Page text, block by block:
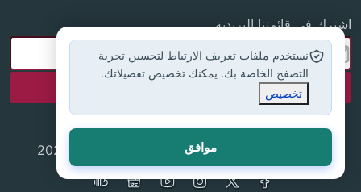
اشترك في قائمتنا البريدية
جميع الحقوق محفوظة لموقع إسلام أون لاين © 2025
نستخدم ملفات تعريف الارتباط لتحسين تجربة
التصفح الخاصة بك. يمكنك تخصيص تفضيلاتك.
تخصيص
موافق